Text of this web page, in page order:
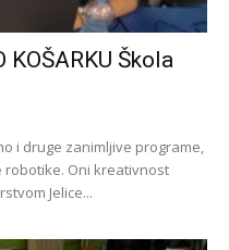
KOŠARKU Škola
i druge zanimljive programe,
robotike. Oni kreativnost
Jelice...